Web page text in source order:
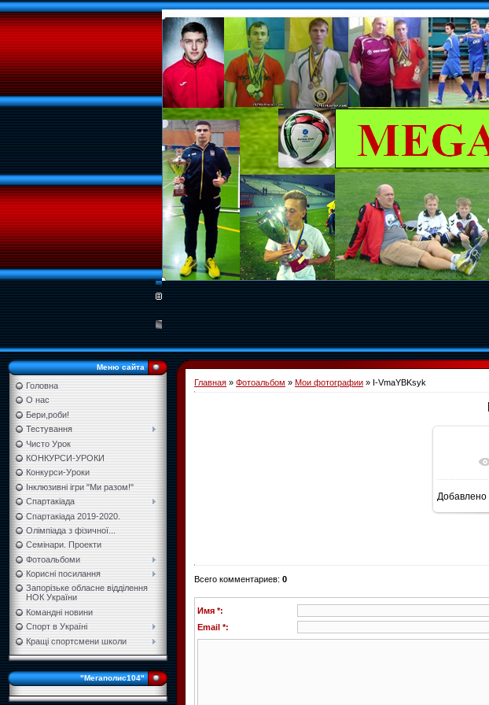
Меню сайта
Головна
О нас
Бери,роби!
Тестування
Чисто Урок
КОНКУРСИ-УРОКИ
Конкурси-Уроки
Інклюзивні ігри "Ми разом!"
Спартакіада
Спартакіада 2019-2020.
Олімпіада з фізичної...
Семінари. Проекти
Фотоальбоми
Корисні посилання
Запорізьке обласне відділення
НОК України
Командні новини
Спорт в Україні
Кращі спортсмени школи
"Мегаполис104"
Главная » Фотоальбом » Мои фотографии » I-VmaYBKsyk
Добавлено
Всего комментариев: 0
Имя *:
Email *: